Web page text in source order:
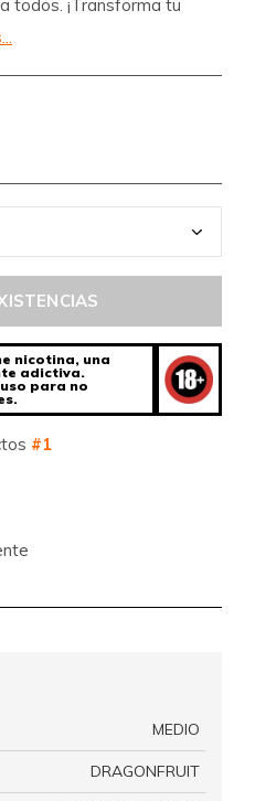
todos. ¡Transforma tu
nicotina, una
adictiva.
para no
#1
MEDIO
DRAGONFRUIT